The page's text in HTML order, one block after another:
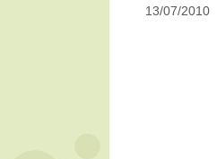
13/07/2010